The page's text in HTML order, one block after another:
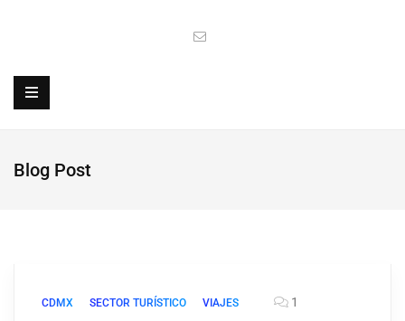
Blog Post
CDMX SECTOR TURÍSTICO VIAJES 1